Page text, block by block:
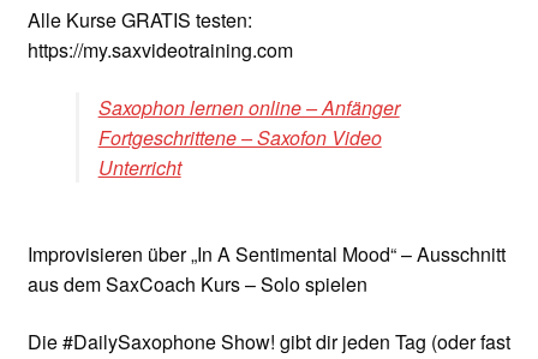
Alle Kurse GRATIS testen:
https://my.saxvideotraining.com
Saxophon lernen online – Anfänger
Fortgeschrittene – Saxofon Video
Unterricht
Improvisieren über „In A Sentimental Mood“ – Ausschnitt
aus dem SaxCoach Kurs – Solo spielen
Die #DailySaxophone Show! gibt dir jeden Tag (oder fast